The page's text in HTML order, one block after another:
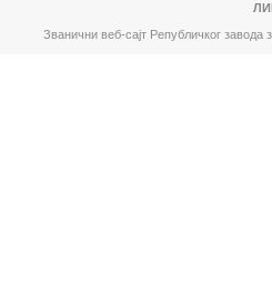
Званични веб-сајт Републичког